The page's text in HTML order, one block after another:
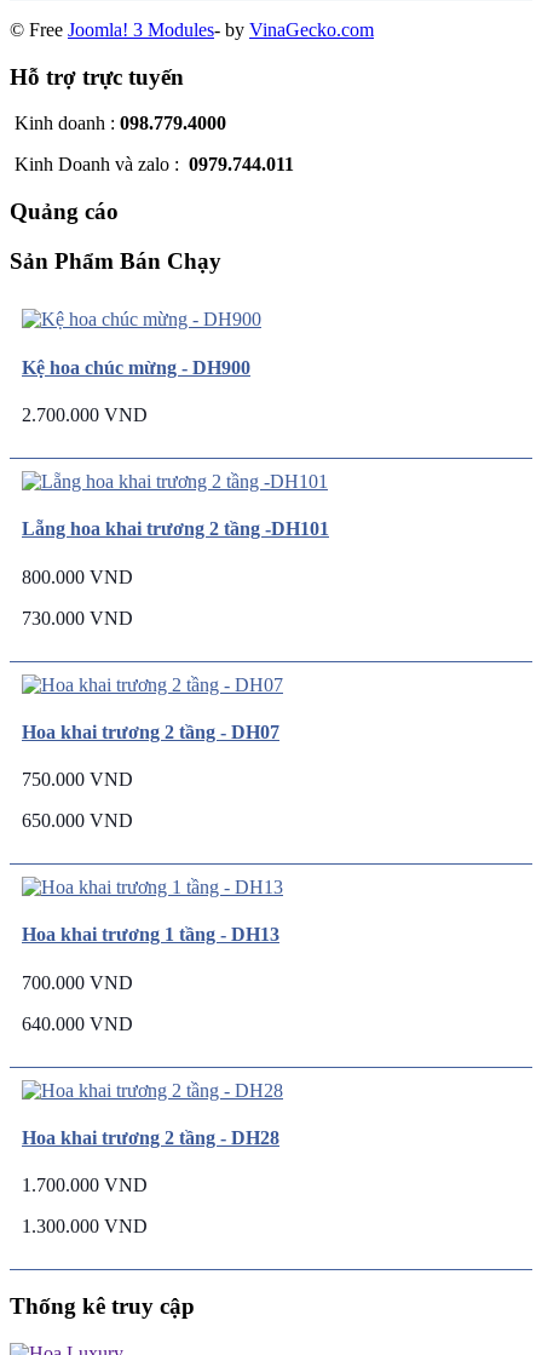
© Free Joomla! 3 Modules- by VinaGecko.com
Hỗ trợ trực tuyến
Kinh doanh : 098.779.4000
Kinh Doanh và zalo : 0979.744.011
Quảng cáo
Sản Phẩm Bán Chạy
Kệ hoa chúc mừng - DH900
2.700.000 VND
Lẵng hoa khai trương 2 tầng -DH101
800.000 VND
730.000 VND
Hoa khai trương 2 tầng - DH07
750.000 VND
650.000 VND
Hoa khai trương 1 tầng - DH13
700.000 VND
640.000 VND
Hoa khai trương 2 tầng - DH28
1.700.000 VND
1.300.000 VND
Thống kê truy cập